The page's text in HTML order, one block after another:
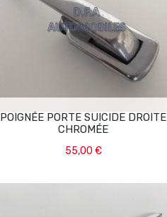
POIGNÉE PORTE SUICIDE DROITE
CHROMÉE
55,00 €
Ajouter Au Panier